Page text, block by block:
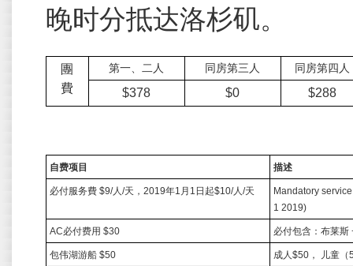
晚时分抵达洛杉矶。
團
費
第一、二人 同房第三人 同房第四人
$378 $0 $288
自费项目 描述
必付服务費 $9/人/天， 2019年1 月 1 日起$10/人/天
Mandatory
1 2019)
AC必付费用 $30 必付包含：布莱斯
包伟湖游船 $50 成人$50 ， 儿童（